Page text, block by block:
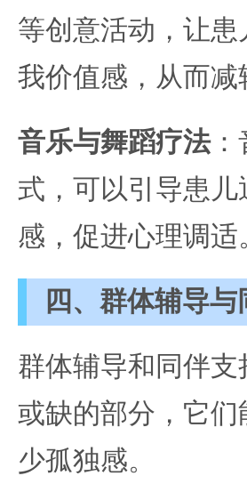
等创意活动，让
我价值感，从而
音乐与舞蹈疗法：
式，可以引导患
感，促进心理调适
四、群体辅导
群体辅导和同伴
或缺的部分，它
少孤独感。